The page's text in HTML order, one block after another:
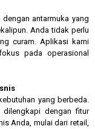
antarmuka yang
Anda tidak perlu
curam. Aplikasi kami
pada operasional
yang berbeda.
dilengkapi dengan fitur
Anda, mulai dari retail,